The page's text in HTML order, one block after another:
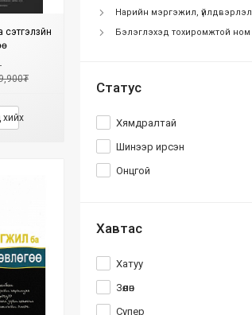
хийх
Нарийн мэргэжил, үйлдвэрлэл
Бэлэглэхэд тохиромжтой ном
Статус
Хямдралтай
Шинээр ирсэн
Онцгой
Хавтас
Хатуу
Зөөлөн
Супер